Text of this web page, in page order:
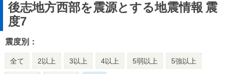
後志地方西部を震源とする地震情報 震
度7
震度別：
全て 2以上 3以上 4以上 5弱以上 5強以上